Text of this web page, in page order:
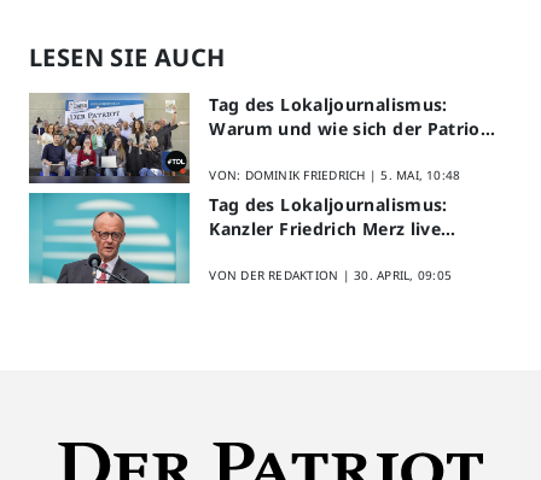
LESEN SIE AUCH
Tag des Lokaljournalismus:
Warum und wie sich der Patriot
VON: DOMINIK FRIEDRICH |5. MAI, 10:48
Tag des Lokaljournalismus:
Kanzler Friedrich Merz live
VON DER REDAKTION |30. APRIL, 09:05